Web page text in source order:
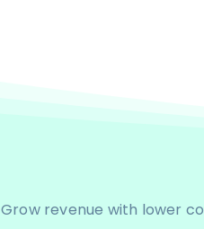
Grow revenue with lower